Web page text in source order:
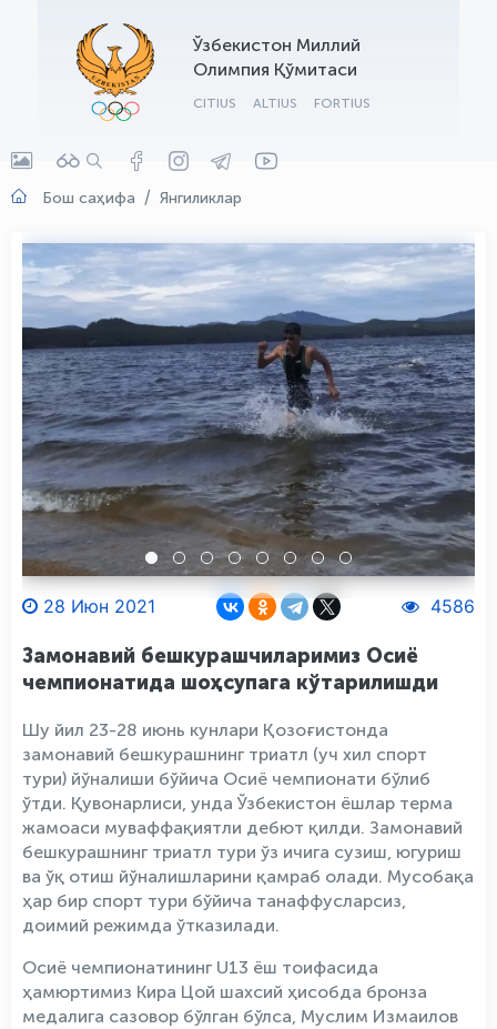
Ўзбекистон Миллий
Олимпия Қўмитаси
CITIUS ALTIUS FORTIUS
Бош саҳифа Янгиликлар
28 Июн 2021 4586
Замонавий бешкурашчиларимиз Осиё
чемпионатида шоҳсупага кўтарилишди
Шу йил 23-28 июнь кунлари Қозоғистонда
замонавий бешкурашнинг триатл (уч хил спорт
тури) йўналиши бўйича Осиё чемпионати бўлиб
ўтди. Қувонарлиси, унда Ўзбекистон ёшлар терма
жамоаси муваффақиятли дебют қилди. Замонавий
бешкурашнинг триатл тури ўз ичига сузиш, югуриш
ва ўқ отиш йўналишларини қамраб олади. Мусобақа
ҳар бир спорт тури бўйича танаффусларсиз,
доимий режимда ўтказилади.
Осиё чемпионатининг U13 ёш тоифасида
ҳамюртимиз Кира Цой шахсий ҳисобда бронза
медалига сазовор бўлган бўлса, Муслим Измаилов
OLYMPCHIK AI - yordamchi
Онлайн · olympic.uz